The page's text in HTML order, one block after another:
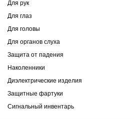
Для рук
Для глаз
Для головы
Для органов слуха
Защита от падения
Наколенники
Диэлектрические изделия
Защитные фартуки
Сигнальный инвентарь